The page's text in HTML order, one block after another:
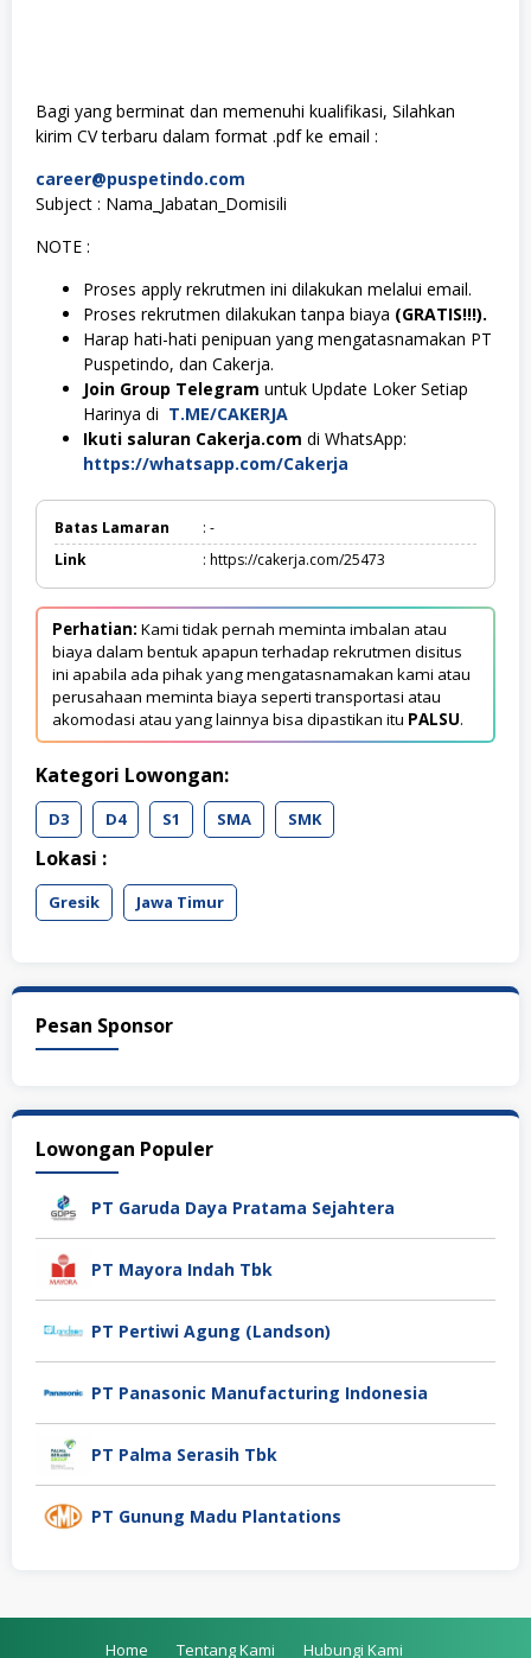
Bagi yang berminat dan memenuhi kualifikasi, Silahkan
kirim CV terbaru dalam format .pdf ke email :
career@puspetindo.com
Subject : Nama_Jabatan_Domisili
NOTE :
Proses apply rekrutmen ini dilakukan melalui email.
Proses rekrutmen dilakukan tanpa biaya (GRATIS!!!).
Harap hati-hati penipuan yang mengatasnamakan PT
Puspetindo, dan Cakerja.
Join Group Telegram untuk Update Loker Setiap
Harinya di T.ME/CAKERJA
Ikuti saluran Cakerja.com di WhatsApp:
https://whatsapp.com/Cakerja
Batas Lamaran
: -
Link
: https://cakerja.com/25473
Perhatian: Kami tidak pernah meminta imbalan atau
biaya dalam bentuk apapun terhadap rekrutmen disitus
ini apabila ada pihak yang mengatasnamakan kami atau
perusahaan meminta biaya seperti transportasi atau
akomodasi atau yang lainnya bisa dipastikan itu PALSU.
Kategori Lowongan:
D3 D4 S1 SMA SMK
Lokasi :
Gresik Jawa Timur
Pesan Sponsor
Lowongan Populer
PT Garuda Daya Pratama Sejahtera
PT Mayora Indah Tbk
PT Pertiwi Agung (Landson)
PT Panasonic Manufacturing Indonesia
PT Palma Serasih Tbk
PT Gunung Madu Plantations
Home Tentang Kami Hubungi Kami